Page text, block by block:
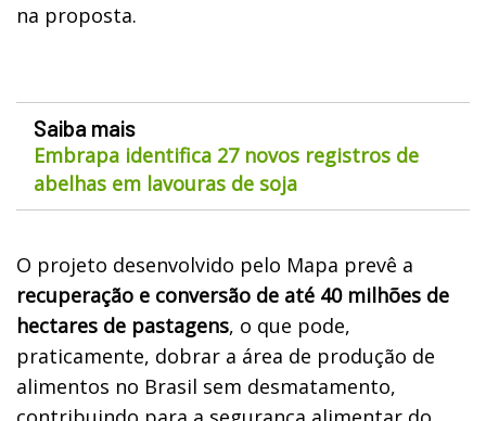
na proposta.
Saiba mais
Embrapa identifica 27 novos registros de
abelhas em lavouras de soja
O projeto desenvolvido pelo Mapa prevê a
recuperação e conversão de até 40 milhões de
hectares de pastagens, o que pode,
praticamente, dobrar a área de produção de
alimentos no Brasil sem desmatamento,